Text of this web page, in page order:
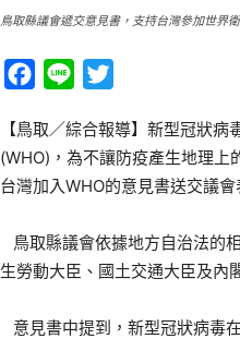
鳥取縣議會遞交意見書，支持台灣參加世界
Facebook
Line
【鳥取／綜合報導】新型冠狀
(WHO)，為不讓防疫產生地理
台灣加入WHO的意見書送交議會
鳥取縣議會依據地方自治法的
生勞動大臣、國土交通大臣及內
意見書中提到，新型冠狀病毒